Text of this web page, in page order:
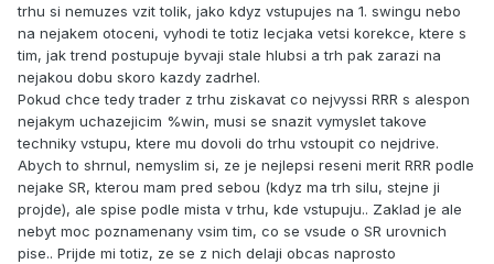
trhu si nemuzes vzit tolik, jako kdyz vstupujes na 1. swingu nebo
na nejakem otoceni, vyhodi te totiz lecjaka vetsi korekce, ktere s
tim, jak trend postupuje byvaji stale hlubsi a trh pak zarazi na
nejakou dobu skoro kazdy zadrhel.
Pokud chce tedy trader z trhu ziskavat co nejvyssi RRR s alespon
nejakym uchazejicim %win, musi se snazit vymyslet takove
techniky vstupu, ktere mu dovoli do trhu vstoupit co nejdrive.
Abych to shrnul, nemyslim si, ze je nejlepsi reseni merit RRR podle
nejake SR, kterou mam pred sebou (kdyz ma trh silu, stejne ji
projde), ale spise podle mista v trhu, kde vstupuju.. Zaklad je ale
nebyt moc poznamenany vsim tim, co se vsude o SR urovnich
pise.. Prijde mi totiz, ze se z nich delaji obcas naprosto